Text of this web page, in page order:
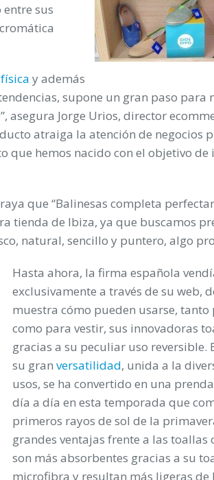
sus
y además
supone un gran paso para
asegura Jorge Urios, director
atraiga la atención de negocios
que hemos nacido con el objetivo de
que “Balinesas completa
tienda de Ibiza, ya que buscamos
natural, sencillo y puntero, algo
Hasta ahora, la firma española
exclusivamente a través de su web,
muestra cómo pueden usarse, tanto
como para vestir, sus innovadoras
gracias a su peculiar uso reversible.
su gran versatilidad, unida a la
usos, se ha convertido en una
día a día en esta temporada que
primeros rayos de sol de la
grandes ventajas frente a las toallas
son más absorbentes gracias a su
microfibra y resultan más ligeras de